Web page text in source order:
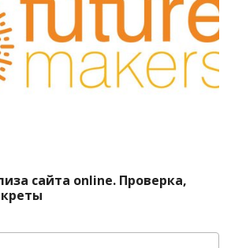
сайта online. Проверка,